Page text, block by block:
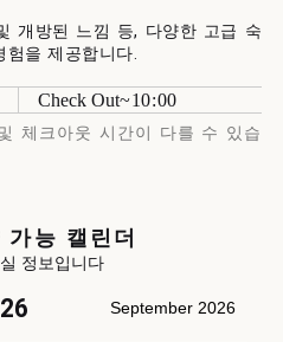
개방된 느낌 등, 다양한 고급 숙
을 제공합니다.
Check Out 10:00
체크아웃 시간이 다를 수 있습
능 캘린더
정보입니다
September 2026